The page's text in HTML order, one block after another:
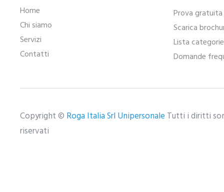
Home
Chi siamo
Servizi
Contatti
Prova gratuita
Scarica
Lista
Domande
Copyright © Roga Italia Srl Unipersonale Tutti i diritti
riservati